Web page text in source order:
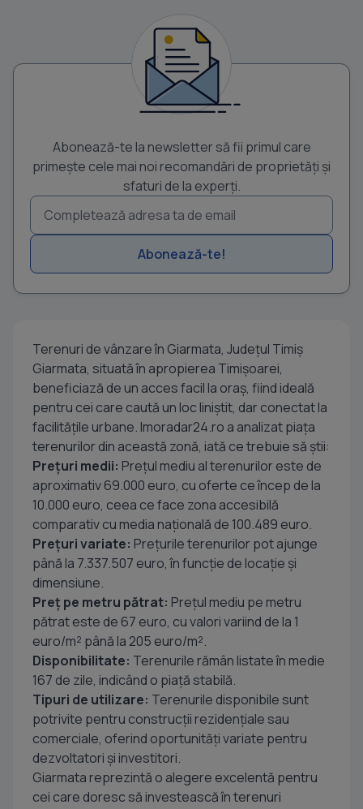
Abonează-te la newsletter să fii primul care
primește cele mai noi recomandări de proprietăți și
sfaturi de la experți.
Abonează-te!
Terenuri de vânzare în Giarmata, Județul Timiș
Giarmata, situată în apropierea Timișoarei,
beneficiază de un acces facil la oraș, fiind ideală
pentru cei care caută un loc liniștit, dar conectat la
facilitățile urbane. Imoradar24.ro a analizat piața
terenurilor din această zonă, iată ce trebuie să știi:
Prețuri medii: Prețul mediu al terenurilor este de
aproximativ 69.000 euro, cu oferte ce încep de la
10.000 euro, ceea ce face zona accesibilă
comparativ cu media națională de 100.489 euro.
Prețuri variate: Prețurile terenurilor pot ajunge
până la 7.337.507 euro, în funcție de locație și
dimensiune.
Preț pe metru pătrat: Prețul mediu pe metru
pătrat este de 67 euro, cu valori variind de la 1
euro/m² până la 205 euro/m².
Disponibilitate: Terenurile rămân listate în medie
167 de zile, indicând o piață stabilă.
Tipuri de utilizare: Terenurile disponibile sunt
potrivite pentru construcții rezidențiale sau
comerciale, oferind oportunități variate pentru
dezvoltatori și investitori.
Giarmata reprezintă o alegere excelentă pentru
cei care doresc să investească în terenuri